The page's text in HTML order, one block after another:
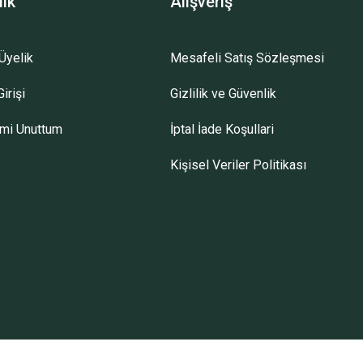
Unuttum
Mesafeli Satış Sözleşmesi
Gizlilik ve Güvenlik
İptal İade Koşullari
Kişisel Veriler Politikası